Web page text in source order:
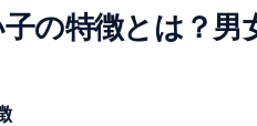
の特徴とは？男